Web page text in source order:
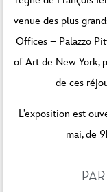
venue des plus
Offices – Palazzo
of Art de New York,
de ces
L’exposition est
mai, de